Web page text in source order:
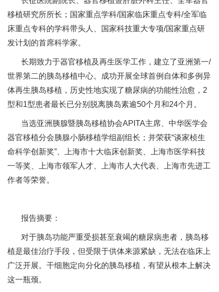
移植研究所所长；国家重点学科/国家临床重点专科/全军临
床重点专科的学科带头人、国家科技重大专项/国家重点研
发计划的首席科学家。
长期致力于器官移植及再生医学工作，建立了亚洲第一/
世界第二的胰岛移植中心。成功开展全球首例自体和多例异
体再生胰岛移植，历史性地实现了糖尿病的功能性治愈，2
型和1型患者最长已分别脱离胰岛素逾50个月和24个月。
当选亚洲胰腺暨胰岛移植协会APITA主席、中华医学会
器官移植分会胰腺小肠移植学组副组长；并荣获“谈家桢生
命科学创新奖”、上海市十大临床创新奖、上海市医学科技
一等奖、上海市领军人才、上海市人大代表、上海市先进工
作者等荣誉。
报告摘要：
对于胰岛功能严重受损甚至衰竭的糖尿病患者，胰岛移
植是最佳治疗手段，但受限于供体来源紧缺，无法在临床上
广泛开展。干细胞定向分化的胰岛移植，有望从根本上解决
这一瓶颈。